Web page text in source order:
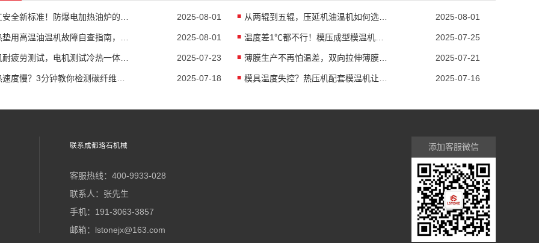
2025-08-01 从两辊到五辊，压延机油温机如何选型？ 2025-08-01
2025-08-01 温度差1℃都不行！模压成型模温机助力汽车保险杠生产 2025-07-25
2025-07-23 薄膜生产不再怕温差，双向拉伸薄膜模温机精准控温 2025-07-21
2025-07-18 2025-07-16
联系成都珞石机械
客服热线：400-9933-028
联系人：张先生
手机：191-3063-3857
邮箱：lstonejx@163.com
添加客服微信